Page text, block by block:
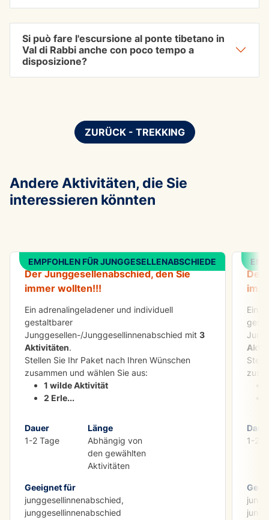
Si può fare l'escursione al ponte tibetano in
Val di Rabbi anche con poco tempo a
disposizione?
ZURÜCK - TREKKING
Andere Aktivitäten, die Sie
interessieren könnten
EMPFOHLEN FÜR JUNGGESELLENABSCHIEDE
Der Junggesellenabschied, den Sie
immer wollten!!!
Ein adrenalingeladener und individuell
gestaltbarer
Junggesellen-/Junggesellinnenabschied mit 3
Aktivitäten.
Stellen Sie Ihr Paket nach Ihren Wünschen
zusammen und wählen Sie aus:
1 wilde Aktivität
2 Erle...
Dauer
1-2 Tage
Länge
Abhängig von
den gewählten
Aktivitäten
Geeignet für
junggesellinnenabschied,
junggesellinnenabschied
Der
Ein
1-2